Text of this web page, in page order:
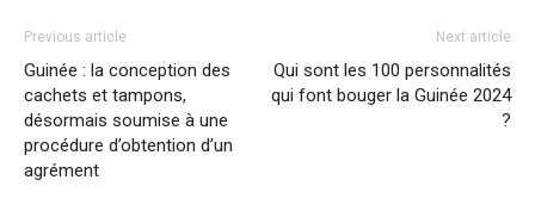
Previous article
Guinée : la conception des
cachets et tampons,
désormais soumise à une
procédure d’obtention d’un
agrément
Next article
Qui sont les 100 personnalités
qui font bouger la Guinée 2024
?